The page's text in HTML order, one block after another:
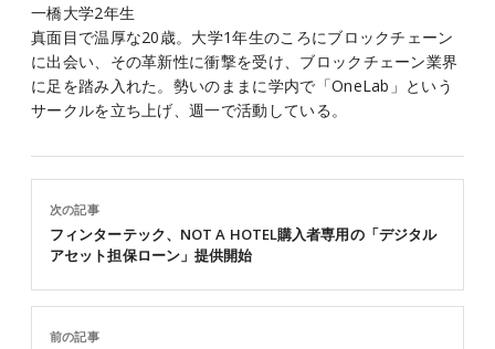
一橋大学2年生
真面目で温厚な20歳。大学1年生のころにブロックチェーン
に出会い、その革新性に衝撃を受け、ブロックチェーン業界
に足を踏み入れた。勢いのままに学内で「OneLab」という
サークルを立ち上げ、週一で活動している。
前の記事
次の記事
フィンターテック、NOT A HOTEL購入者専用の「デジタル
アセット担保ローン」提供開始